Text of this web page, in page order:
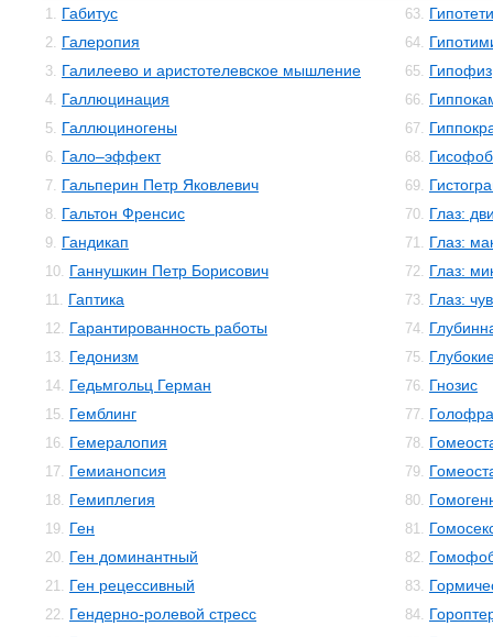
1. Габитус
2. Галеропия
3. Галилеево и аристотелевское мышление
4. Галлюцинация
5. Галлюциногены
6. Гало–эффект
7. Гальперин Петр Яковлевич
8. Гальтон Френсис
9. Гандикап
10. Ганнушкин Петр Борисович
11. Гаптика
12. Гарантированность работы
13. Гедонизм
14. Гедьмгольц Герман
15. Гемблинг
16. Гемералопия
17. Гемианопсия
18. Гемиплегия
19. Ген
20. Ген доминантный
21. Ген рецессивный
22. Гендерно-ролевой стресс
63.
64.
65. Гипофиз
66.
67.
68.
69.
70. Глаз:
71. Глаз:
72. Глаз:
73. Глаз:
74.
75.
76. Гнозис
77.
78.
79.
80.
81.
82.
83.
84.